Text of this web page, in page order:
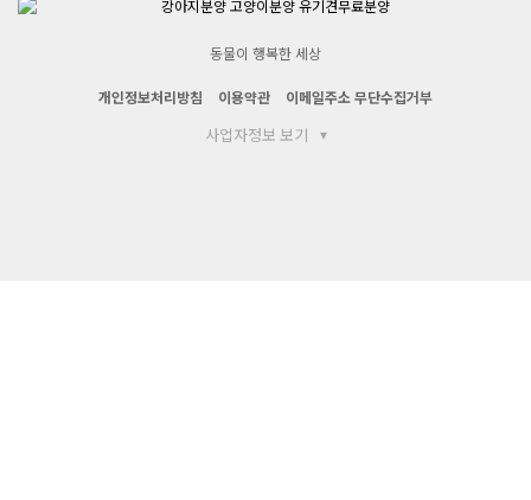
동물이 행복한 세상
개인정보처리방침 이용약관 이메일주소 무단수집거부
사업자정보 보기 ▾